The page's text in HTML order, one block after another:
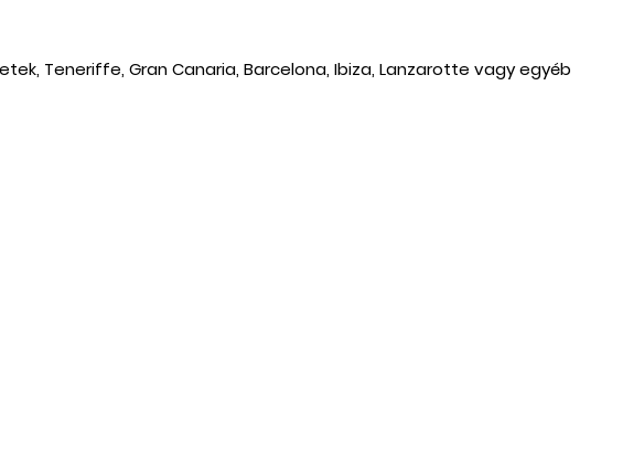
Teneriffe, Gran Canaria, Barcelona, Ibiza, Lanzarotte vagy egyéb